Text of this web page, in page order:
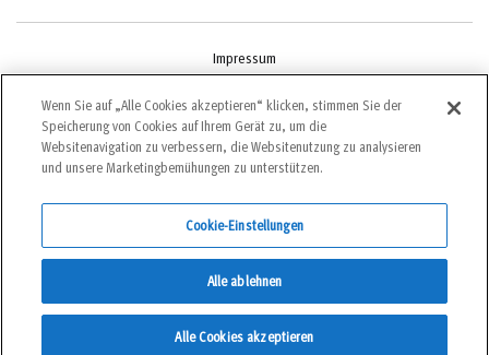
Impressum
Cookie-Einstellungen
©2022 bergundsteigen
DEUTSCH
Wenn Sie auf „Alle Cookies akzeptieren“ klicken, stimmen Sie der
Speicherung von Cookies auf Ihrem Gerät zu, um die
Websitenavigation zu verbessern, die Websitenutzung zu analysieren
und unsere Marketingbemühungen zu unterstützen.
Cookie-Einstellungen
Alle ablehnen
Alle Cookies akzeptieren